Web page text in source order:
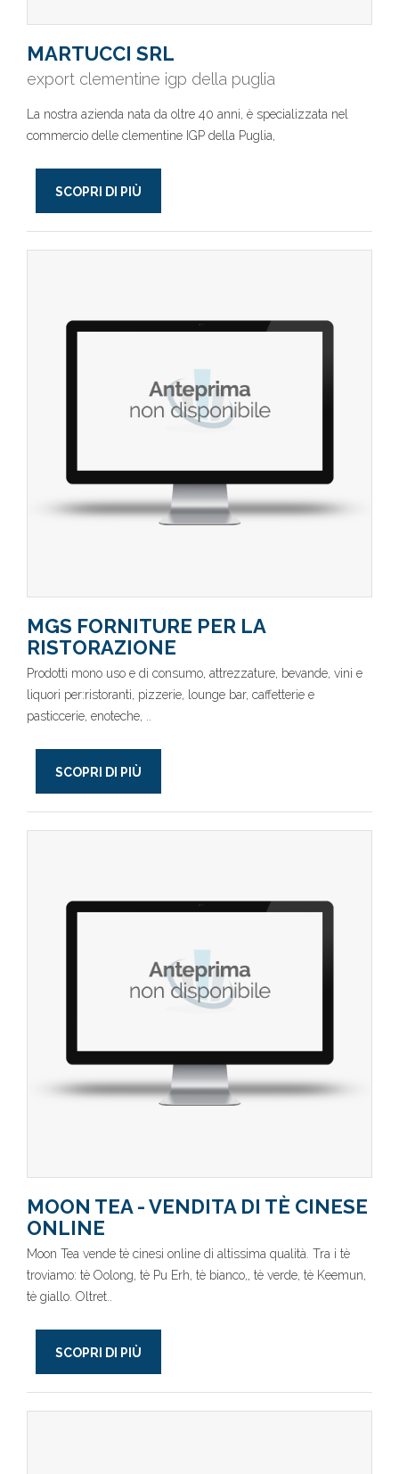
MARTUCCI SRL
export clementine igp della puglia
La nostra azienda nata da oltre 40 anni, è specializzata nel
commercio delle clementine IGP della Puglia,
SCOPRI DI PIÙ
MGS FORNITURE PER LA
RISTORAZIONE
Prodotti mono uso e di consumo, attrezzature, bevande, vini e
liquori per:ristoranti, pizzerie, lounge bar, caffetterie e
pasticcerie, enoteche, ..
SCOPRI DI PIÙ
MOON TEA - VENDITA DI TÈ CINESE
ONLINE
Moon Tea vende tè cinesi online di altissima qualità. Tra i tè
troviamo: tè Oolong, tè Pu Erh, tè bianco,, tè verde, tè Keemun,
tè giallo. Oltret..
SCOPRI DI PIÙ